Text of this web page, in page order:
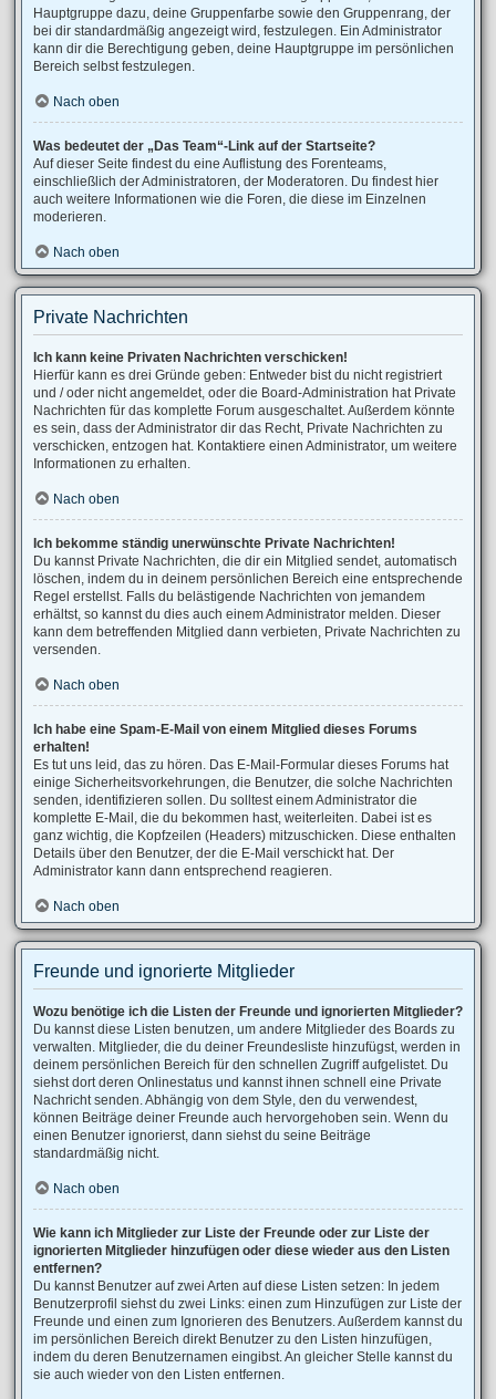
Hauptgruppe dazu, deine Gruppenfarbe sowie den Gruppenrang, der
bei dir standardmäßig angezeigt wird, festzulegen. Ein Administrator
kann dir die Berechtigung geben, deine Hauptgruppe im persönlichen
Bereich selbst festzulegen.
Nach oben
Was bedeutet der „Das Team“-Link auf der Startseite?
Auf dieser Seite findest du eine Auflistung des Forenteams,
einschließlich der Administratoren, der Moderatoren. Du findest hier
auch weitere Informationen wie die Foren, die diese im Einzelnen
moderieren.
Nach oben
Private Nachrichten
Ich kann keine Privaten Nachrichten verschicken!
Hierfür kann es drei Gründe geben: Entweder bist du nicht registriert
und / oder nicht angemeldet, oder die Board-Administration hat Private
Nachrichten für das komplette Forum ausgeschaltet. Außerdem könnte
es sein, dass der Administrator dir das Recht, Private Nachrichten zu
verschicken, entzogen hat. Kontaktiere einen Administrator, um weitere
Informationen zu erhalten.
Nach oben
Ich bekomme ständig unerwünschte Private Nachrichten!
Du kannst Private Nachrichten, die dir ein Mitglied sendet, automatisch
löschen, indem du in deinem persönlichen Bereich eine entsprechende
Regel erstellst. Falls du belästigende Nachrichten von jemandem
erhältst, so kannst du dies auch einem Administrator melden. Dieser
kann dem betreffenden Mitglied dann verbieten, Private Nachrichten zu
versenden.
Nach oben
Ich habe eine Spam-E-Mail von einem Mitglied dieses Forums
erhalten!
Es tut uns leid, das zu hören. Das E-Mail-Formular dieses Forums hat
einige Sicherheitsvorkehrungen, die Benutzer, die solche Nachrichten
senden, identifizieren sollen. Du solltest einem Administrator die
komplette E-Mail, die du bekommen hast, weiterleiten. Dabei ist es
ganz wichtig, die Kopfzeilen (Headers) mitzuschicken. Diese enthalten
Details über den Benutzer, der die E-Mail verschickt hat. Der
Administrator kann dann entsprechend reagieren.
Nach oben
Freunde und ignorierte Mitglieder
Wozu benötige ich die Listen der Freunde und ignorierten Mitglieder?
Du kannst diese Listen benutzen, um andere Mitglieder des Boards zu
verwalten. Mitglieder, die du deiner Freundesliste hinzufügst, werden in
deinem persönlichen Bereich für den schnellen Zugriff aufgelistet. Du
siehst dort deren Onlinestatus und kannst ihnen schnell eine Private
Nachricht senden. Abhängig von dem Style, den du verwendest,
können Beiträge deiner Freunde auch hervorgehoben sein. Wenn du
einen Benutzer ignorierst, dann siehst du seine Beiträge
standardmäßig nicht.
Nach oben
Wie kann ich Mitglieder zur Liste der Freunde oder zur Liste der
ignorierten Mitglieder hinzufügen oder diese wieder aus den Listen
entfernen?
Du kannst Benutzer auf zwei Arten auf diese Listen setzen: In jedem
Benutzerprofil siehst du zwei Links: einen zum Hinzufügen zur Liste der
Freunde und einen zum Ignorieren des Benutzers. Außerdem kannst du
im persönlichen Bereich direkt Benutzer zu den Listen hinzufügen,
indem du deren Benutzernamen eingibst. An gleicher Stelle kannst du
sie auch wieder von den Listen entfernen.